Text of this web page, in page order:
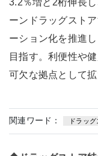
3.2％増と2桁伸長
ーンドラッグスト
ーション化を推進
目指す。利便性や
可欠な拠点として拡
関連ワード： ドラッ